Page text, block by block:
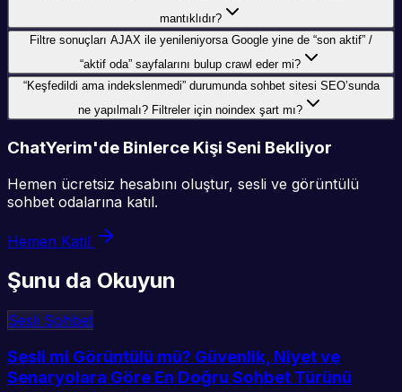
mantıklıdır?
Filtre sonuçları AJAX ile yenileniyorsa Google yine de “son aktif” /
“aktif oda” sayfalarını bulup crawl eder mi?
“Keşfedildi ama indekslenmedi” durumunda sohbet sitesi SEO’sunda
ne yapılmalı? Filtreler için noindex şart mı?
ChatYerim'de Binlerce Kişi Seni Bekliyor
Hemen ücretsiz hesabını oluştur, sesli ve görüntülü
sohbet odalarına katıl.
Hemen Katıl
Şunu da Okuyun
Sesli Sohbet
Sesli mi Görüntülü mü? Güvenlik, Niyet ve
Senaryolara Göre En Doğru Sohbet Türünü